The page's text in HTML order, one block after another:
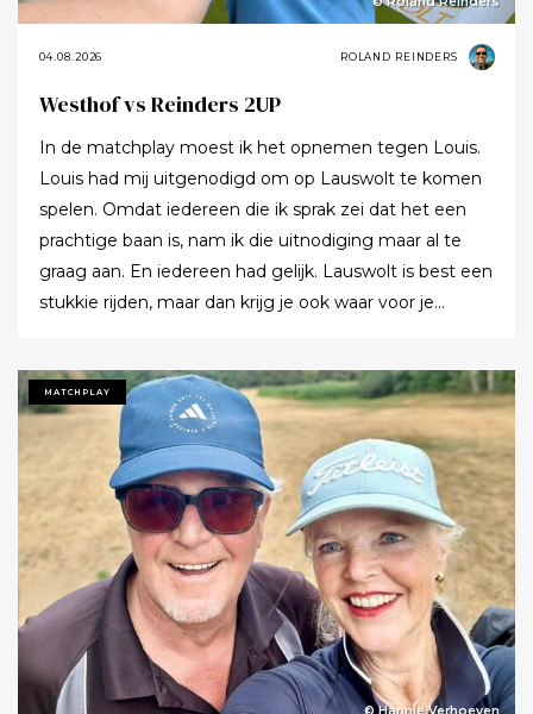
04.08.2026 ROLAND REINDERS
Westhof vs Reinders 2UP
In de matchplay moest ik het opnemen tegen Louis.
Louis had mij uitgenodigd om op Lauswolt te komen
spelen. Omdat iedereen die ik sprak zei dat het een
prachtige baan is, nam ik die uitnodiging maar al te
graag aan. En iedereen had gelijk. Lauswolt is best een
stukkie rijden, maar dan krijg je ook waar voor je
Tot ik uiteindelijk aankondigde dat ik het nu echt niet
meer ging zeggen.
MATCHPLAY
© Hannie Verhoeven